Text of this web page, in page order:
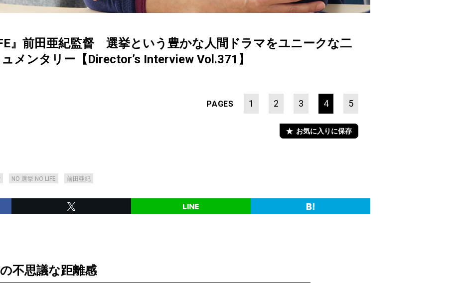
』前田亜紀監督 選挙という豊かな人間ドラマをユニークな二
メンタリー【Director’s Interview Vol.371】
PAGES 1 2 3 4 5
お気に入りに保存
NO 選挙 NO LIFE 前田亜紀
不思議な距離感